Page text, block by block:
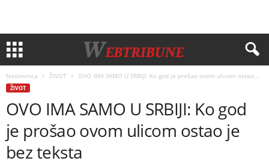
Naslovnica ŽIVOT OVO IMA SAMO U SRBIJI: Ko god je prošao ovom ulicom ostao...
ŽIVOT
OVO IMA SAMO U SRBIJI: Ko god
je prošao ovom ulicom ostao je
bez teksta